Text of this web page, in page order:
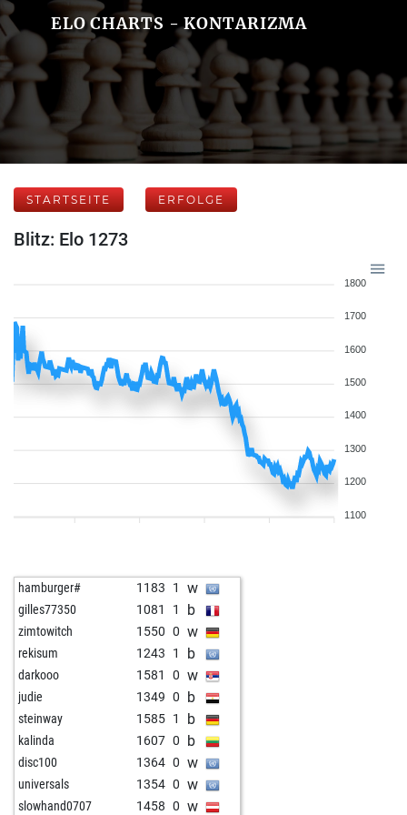
ELO CHARTS - KONTARIZMA
STARTSEITE ERFOLGE
Blitz: Elo 1273
1800
1700
1600
1500
1400
1300
1200
1100
hamburger# 1183 1 w
gilles77350 1081 1 b
zimtowitch 1550 0 w
rekisum 1243 1 b
darkooo 1581 0 w
judie 1349 0 b
steinway 1585 1 b
kalinda 1607 0 b
disc100 1364 0 w
universals 1354 0 w
slowhand0707 1458 0 w